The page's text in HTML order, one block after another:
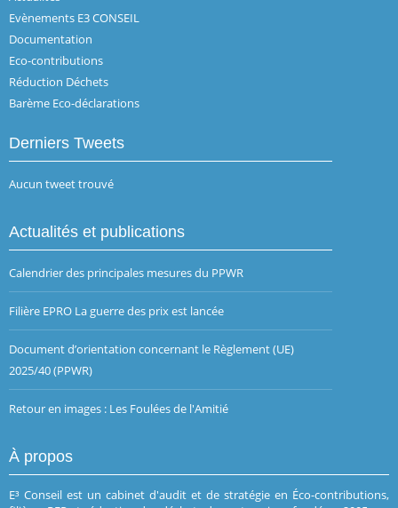
Evènements E3 CONSEIL
Documentation
Eco-contributions
Réduction Déchets
Barème Eco-déclarations
Derniers Tweets
Aucun tweet trouvé
Actualités et publications
Calendrier des principales mesures du PPWR
Filière EPRO La guerre des prix est lancée
Document d’orientation concernant le Règlement (UE)
2025/40 (PPWR)
Retour en images : Les Foulées de l'Amitié
À propos
E³ Conseil est un cabinet d'audit et de stratégie en Éco-contributions,